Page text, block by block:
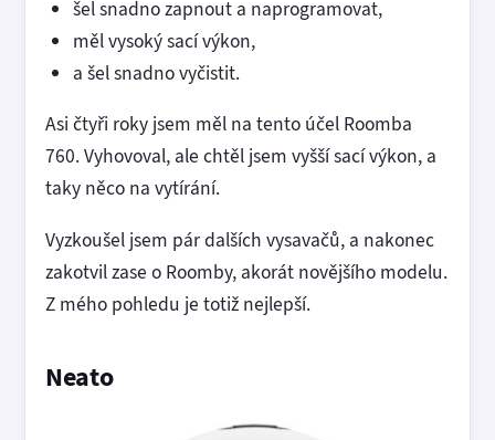
šel snadno zapnout a naprogramovat,
měl vysoký sací výkon,
a šel snadno vyčistit.
Asi čtyři roky jsem měl na tento účel Roomba
760. Vyhovoval, ale chtěl jsem vyšší sací výkon, a
taky něco na vytírání.
Vyzkoušel jsem pár dalších vysavačů, a nakonec
zakotvil zase o Roomby, akorát novějšího modelu.
Z mého pohledu je totiž nejlepší.
Neato